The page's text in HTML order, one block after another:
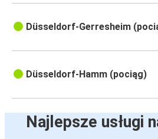
Düsseldorf-Gerresheim
Düsseldorf-Hamm (pociąg)
Najlepsze usługi